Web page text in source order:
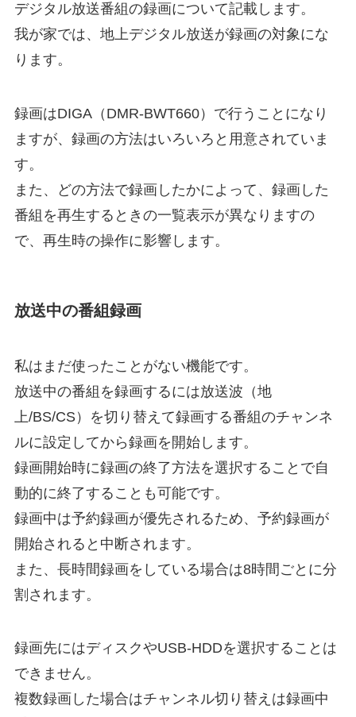
デジタル放送番組の録画について記載します。
我が家では、地上デジタル放送が録画の対象にな
ります。
録画はDIGA（DMR-BWT660）で行うことになり
ますが、録画の方法はいろいろと用意されていま
す。
また、どの方法で録画したかによって、録画した
番組を再生するときの一覧表示が異なりますの
で、再生時の操作に影響します。
放送中の番組録画
私はまだ使ったことがない機能です。
放送中の番組を録画するには放送波（地
上/BS/CS）を切り替えて録画する番組のチャンネ
ルに設定してから録画を開始します。
録画開始時に録画の終了方法を選択することで自
動的に終了することも可能です。
録画中は予約録画が優先されるため、予約録画が
開始されると中断されます。
また、長時間録画をしている場合は8時間ごとに分
割されます。
録画先にはディスクやUSB-HDDを選択することは
できません。
複数録画した場合はチャンネル切り替えは録画中